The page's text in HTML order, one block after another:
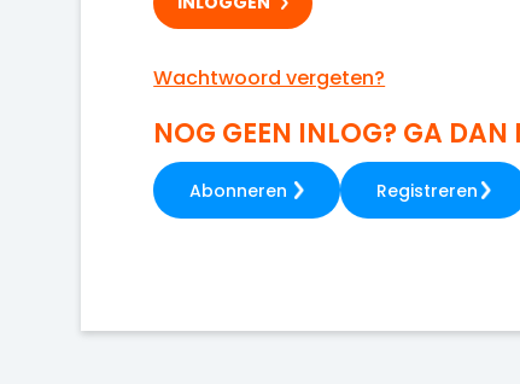
Wachtwoord vergeten?
NOG GEEN INLOG? GA DAN
Abonneren Registreren